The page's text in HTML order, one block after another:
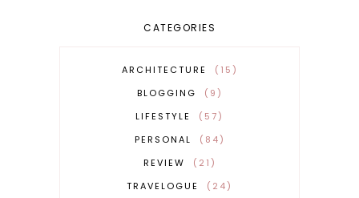
CATEGORIES
ARCHITECTURE
15
BLOGGING
9
LIFESTYLE
57
PERSONAL
84
REVIEW
21
TRAVELOGUE
24